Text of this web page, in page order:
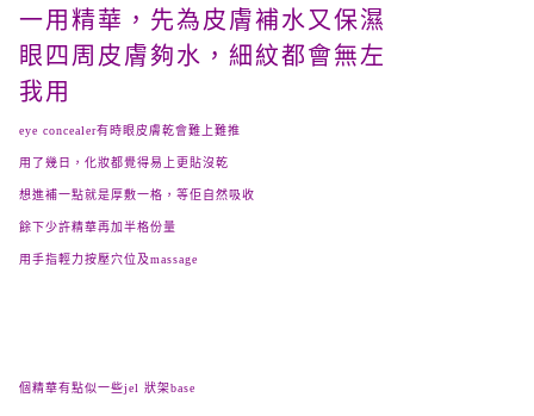
一用精華，先為皮膚補水又保濕
眼四周皮膚夠水，細紋都會無左
我用
eye concealer有時眼皮膚乾會難上難推
用了幾日，化妝都覺得易上更貼沒乾
想進補一點就是厚敷一格，等佢自然吸收
餘下少許精華再加半格份量
用手指輕力按壓穴位及massage
個精華有點似一些jel 狀架base